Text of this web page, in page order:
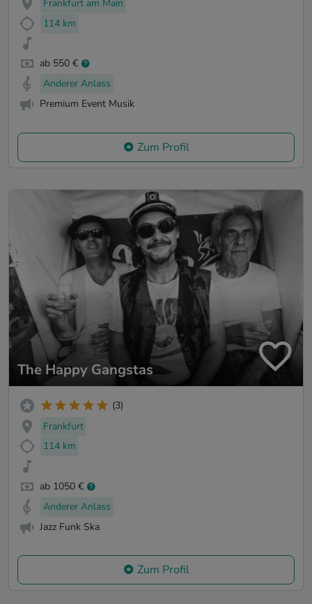
Frankfurt am Main
114 km
ab 550 €
Anderer Anlass
Premium Event Musik
Zum Profil
The Happy Gangstas
(3)
Frankfurt
114 km
ab 1050 €
Anderer Anlass
Jazz Funk Ska
Zum Profil